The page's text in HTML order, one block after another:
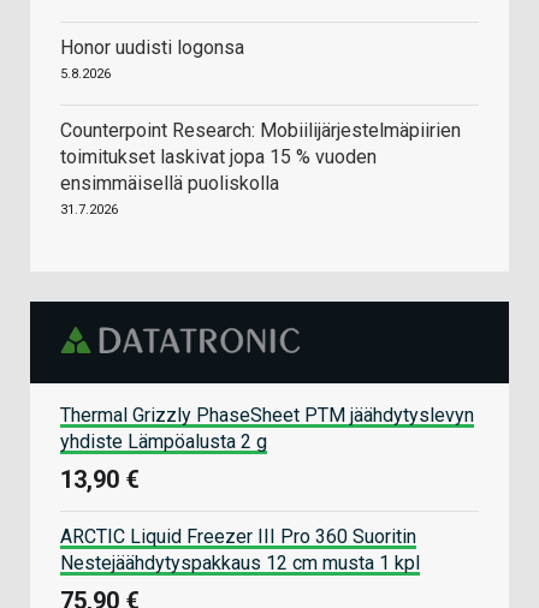
Honor uudisti logonsa
5.8.2026
Counterpoint Research: Mobiilijärjestelmäpiirien
toimitukset laskivat jopa 15 % vuoden
ensimmäisellä puoliskolla
31.7.2026
Thermal Grizzly PhaseSheet PTM jäähdytyslevyn
yhdiste Lämpöalusta 2 g
13,90 €
ARCTIC Liquid Freezer III Pro 360 Suoritin
Nestejäähdytyspakkaus 12 cm musta 1 kpl
75,90 €